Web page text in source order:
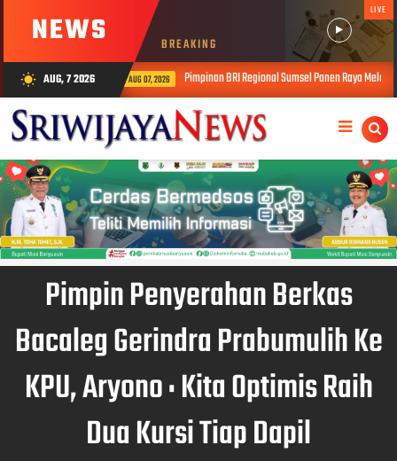
NEWS BREAKING
LIVE
wb_sunny AUG, 7 2026
AUG 07, 2026 Pimpinan BRI Regional Sumsel Panen Raya Melon Inthanon
Pimpin Penyerahan Berkas
Bacaleg Gerindra Prabumulih Ke
KPU, Aryono : Kita Optimis Raih
Dua Kursi Tiap Dapil